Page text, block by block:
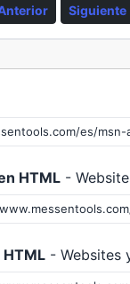
Siguiente
HTML -
- Websites